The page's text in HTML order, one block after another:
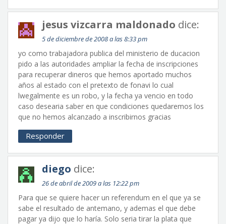
jesus vizcarra maldonado dice:
5 de diciembre de 2008 a las 8:33 pm
yo como trabajadora publica del ministerio de ducacion
pido a las autoridades ampliar la fecha de inscripciones
para recuperar dineros que hemos aportado muchos
años al estado con el pretexto de fonavi lo cual
lwegalmente es un robo, y la fecha ya vencio en todo
caso desearia saber en que condiciones quedaremos los
que no hemos alcanzado a inscribirnos gracias
Responder
diego dice:
26 de abril de 2009 a las 12:22 pm
Para que se quiere hacer un referendum en el que ya se
sabe el resultado de antemano, y ademas el que debe
pagar ya dijo que lo haría. Solo seria tirar la plata que